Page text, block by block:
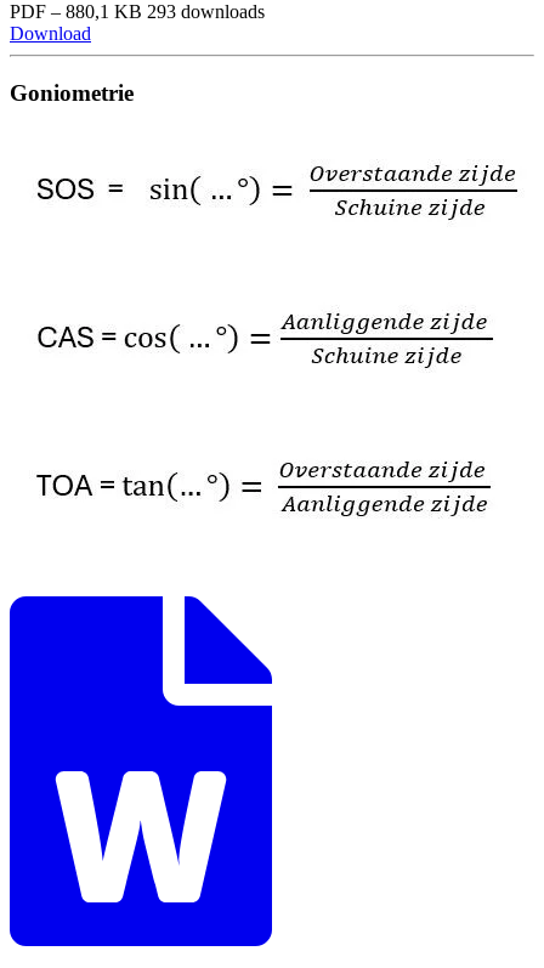
PDF – 880,1 KB 293 downloads
Download
Goniometrie